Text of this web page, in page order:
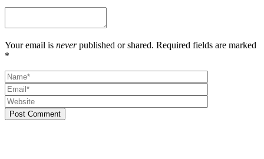
Your email is neverpublished or shared. Required fields are marked
*
Post Comment